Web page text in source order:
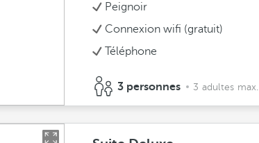
Peignoir
Connexion wifi (gratuit)
Téléphone
3 personnes 3 adultes max.